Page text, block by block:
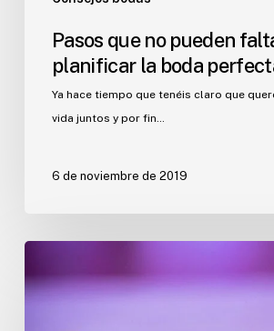
Pasos que no pueden
planificar la boda
Ya hace tiempo que tenéis claro que
vida juntos y por fin…
6 de noviembre de 2019
al
tradicional